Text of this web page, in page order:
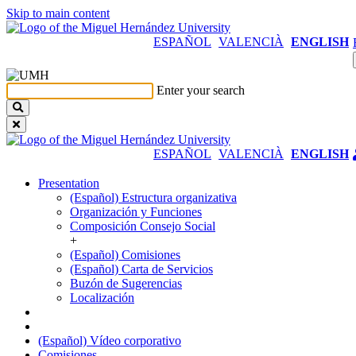
Skip to main content
ESPAÑOL VALENCIÀ ENGLISH
Enter your search
ESPAÑOL VALENCIÀ ENGLISH
Presentation
Presentation(Español) Estructura organizativa
Organización y Funciones
Composición Consejo Social
+
(Español) Comisiones
(Español) Carta de Servicios
Buzón de Sugerencias
Localización
(Español) Vídeo corporativo